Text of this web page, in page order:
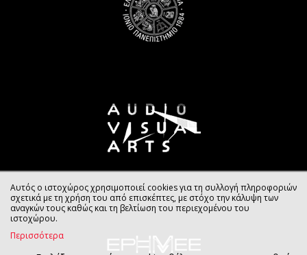
Αυτός ο ιστοχώρος χρησιμοποιεί cookies για τη συλλογή πληροφοριών
σχετικά με τη χρήση του από επισκέπτες, με στόχο την κάλυψη των
αναγκών τους καθώς και τη βελτίωση του περιεχομένου του
ιστοχώρου.
Περισσότερα